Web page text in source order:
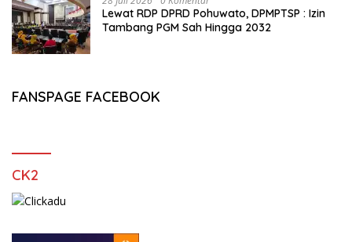
Lewat RDP DPRD Pohuwato, DPMPTSP : Izin
Tambang PGM Sah Hingga 2032
FANSPAGE FACEBOOK
CK2